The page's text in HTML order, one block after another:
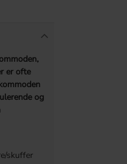
er ofte
og
skuffer